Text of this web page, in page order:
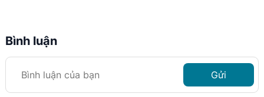
Bình luận
Gửi